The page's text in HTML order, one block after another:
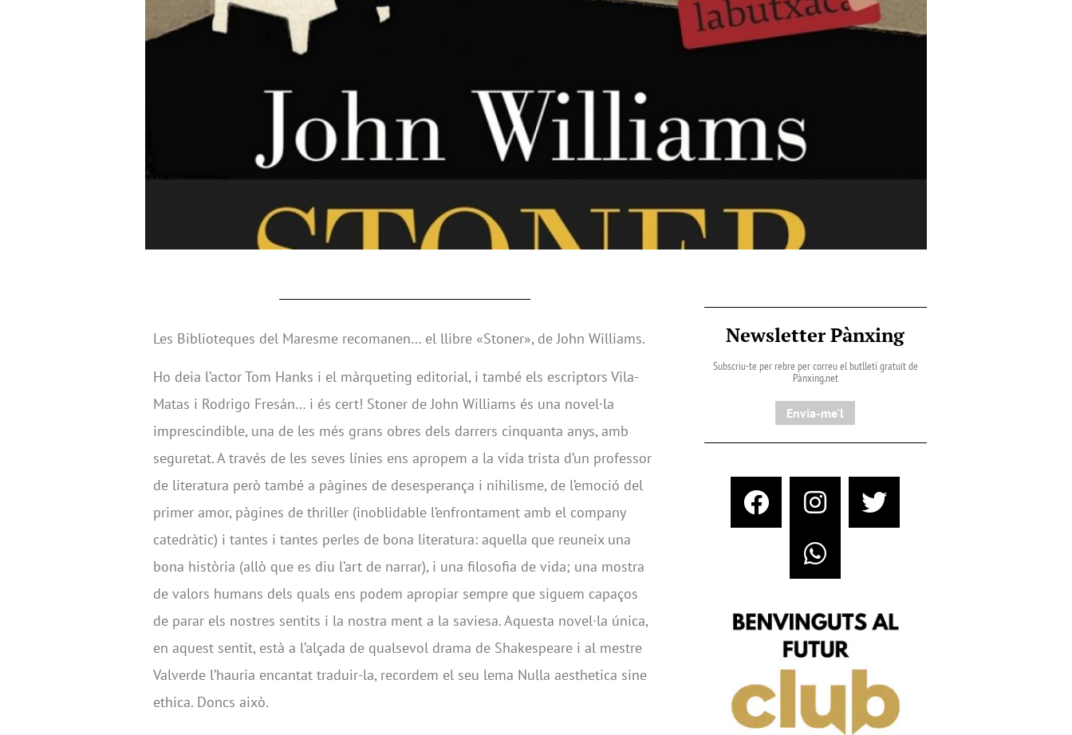
Les Biblioteques del Maresme recomanen… el llibre «Stoner», de John Williams.
Ho deia l’actor Tom Hanks i el màrqueting editorial, i també els escriptors Vila-
Matas i Rodrigo Fresán… i és cert! Stoner de John Williams és una novel·la
imprescindible, una de les més grans obres dels darrers cinquanta anys, amb
seguretat. A través de les seves línies ens apropem a la vida trista d’un professor
de literatura però també a pàgines de desesperança i nihilisme, de l’emoció del
primer amor, pàgines de thriller (inoblidable l’enfrontament amb el company
catedràtic) i tantes i tantes perles de bona literatura: aquella que reuneix una
bona història (allò que es diu l’art de narrar), i una filosofia de vida; una mostra
de valors humans dels quals ens podem apropiar sempre que siguem capaços
de parar els nostres sentits i la nostra ment a la saviesa. Aquesta novel·la única,
en aquest sentit, està a l’alçada de qualsevol drama de Shakespeare i al mestre
Valverde l’hauria encantat traduir-la, recordem el seu lema Nulla aesthetica sine
ethica. Doncs això.
Newsletter Pànxing
Subscriu-te per rebre per correu el butlletí gratuït de
Pànxing.net​
Envia-me'l